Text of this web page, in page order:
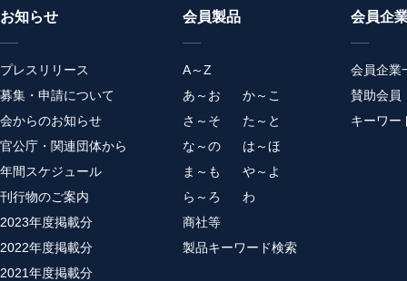
お知らせ
プレスリリース
募集・申請について
会からのお知らせ
官公庁・関連団体から
年間スケジュール
刊行物のご案内
2023年度掲載分
2022年度掲載分
2021年度掲載分
会員製品
A～Z
あ～お
か～こ
さ～そ
た～と
な～の
は～ほ
ま～も
や～よ
ら～ろ
わ
商社等
製品キーワード検索
会員企
会員企業
賛助会員
キーワー